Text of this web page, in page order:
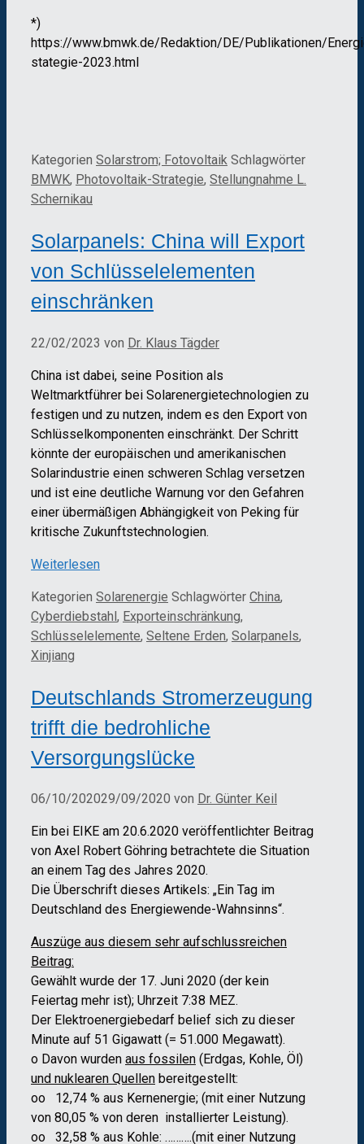
*)
https://www.bmwk.de/Redaktion/DE/Publikationen/
stategie-2023.html
Kategorien Solarstrom; Fotovoltaik Schlagwörter
BMWK, Photovoltaik-Strategie, Stellungnahme L.
Schernikau
Solarpanels: China will Export
von Schlüsselelementen
einschränken
22/02/2023 von Dr. Klaus Tägder
China ist dabei, seine Position als
Weltmarktführer bei Solarenergietechnologien zu
festigen und zu nutzen, indem es den Export von
Schlüsselkomponenten einschränkt. Der Schritt
könnte der europäischen und amerikanischen
Solarindustrie einen schweren Schlag versetzen
und ist eine deutliche Warnung vor den Gefahren
einer übermäßigen Abhängigkeit von Peking für
kritische Zukunftstechnologien.
Weiterlesen
Kategorien Solarenergie Schlagwörter China,
Cyberdiebstahl, Exporteinschränkung,
Schlüsselelemente, Seltene Erden, Solarpanels,
Xinjiang
Deutschlands Stromerzeugung
trifft die bedrohliche
Versorgungslücke
06/10/202029/09/2020 von Dr. Günter Keil
Ein bei EIKE am 20.6.2020 veröffentlichter Beitrag
von Axel Robert Göhring betrachtete die Situation
an einem Tag des Jahres 2020.
Die Überschrift dieses Artikels: „Ein Tag im
Deutschland des Energiewende-Wahnsinns“.
Auszüge aus diesem sehr aufschlussreichen
Beitrag:
Gewählt wurde der 17. Juni 2020 (der kein
Feiertag mehr ist); Uhrzeit 7:38 MEZ.
Der Elektroenergiebedarf belief sich zu dieser
Minute auf 51 Gigawatt (= 51.000 Megawatt).
o Davon wurden aus fossilen (Erdgas, Kohle, Öl)
und nuklearen Quellen bereitgestellt:
oo 12,74 % aus Kernenergie; (mit einer Nutzung
von 80,05 % von deren installierter Leistung).
oo 32,58 % aus Kohle: ……….(mit einer Nutzung